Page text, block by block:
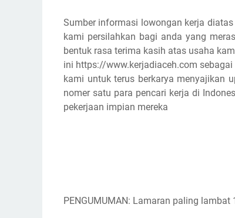
Sumber informasi lowongan kerja
kami persilahkan bagi anda yang
bentuk rasa terima kasih atas usaha
ini https://www.kerjadiaceh.com
kami untuk terus berkarya menyajikan
nomer satu para pencari kerja di
pekerjaan impian mereka
PENGUMUMAN: Lamaran paling lambat